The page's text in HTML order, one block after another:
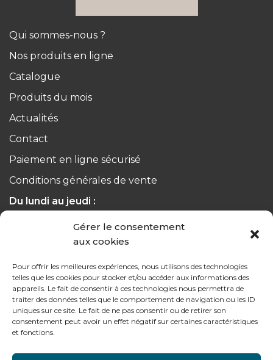
Gérer le consentement
aux cookies
Pour offrir les meilleures expériences, nous utilisons des technologies
telles que les cookies pour stocker et/ou accéder aux informations des
appareils. Le fait de consentir à ces technologies nous permettra de
traiter des données telles que le comportement de navigation ou les ID
uniques sur ce site. Le fait de ne pas consentir ou de retirer son
consentement peut avoir un effet négatif sur certaines caractéristiques
et fonctions.
Qui sommes-nous ?
Nos produits en ligne
Catalogue
Produits du mois
Actualités
Contact
Paiement en ligne sécurisé
Conditions générales de vente
Du lundi au jeudi :
Le vendredi :
Notre gamme pour les particuliers